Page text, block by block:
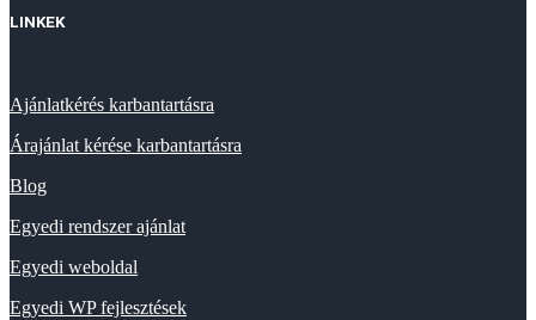
LINKEK
Ajánlatkérés karbantartásra
Árajánlat kérése karbantartásra
Blog
Egyedi rendszer ajánlat
Egyedi weboldal
Egyedi WP fejlesztések